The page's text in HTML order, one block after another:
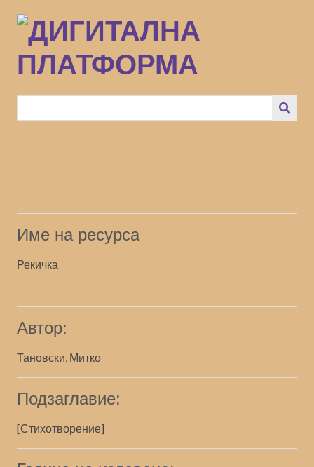
към
основното
съдържание
Име на ресурса
Рекичка
Автор:
Тановски, Митко
Подзаглавие:
[Стихотворение]